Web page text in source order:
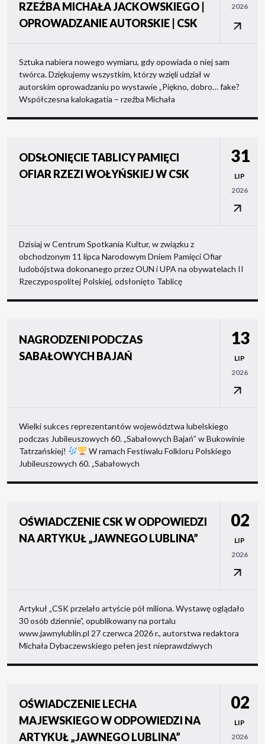
RZEŹBA MICHAŁA JACKOWSKIEGO |
OPROWADZANIE AUTORSKIE | CSK
2026
Sztuka nabiera nowego wymiaru, gdy opowiada o niej sam
twórca. Dziękujemy wszystkim, którzy wzięli udział w
autorskim oprowadzaniu po wystawie „Piękno, dobro… fake?
Współczesna kalokagatia – rzeźba Michała
ODSŁONIĘCIE TABLICY PAMIĘCI
OFIAR RZEZI WOŁYŃSKIEJ W CSK
31
LIP
2026
Dzisiaj w Centrum Spotkania Kultur, w związku z
obchodzonym 11 lipca Narodowym Dniem Pamięci Ofiar
ludobójstwa dokonanego przez OUN i UPA na obywatelach II
Rzeczypospolitej Polskiej, odsłonięto Tablicę
NAGRODZENI PODCZAS
SABAŁOWYCH BAJAŃ
13
LIP
2026
Wielki sukces reprezentantów województwa lubelskiego
podczas Jubileuszowych 60. „Sabałowych Bajań” w Bukowinie
Tatrzańskiej!
W ramach Festiwalu Folkloru Polskiego
Jubileuszowych 60. „Sabałowych
OŚWIADCZENIE CSK W ODPOWIEDZI
NA ARTYKUŁ „JAWNEGO LUBLINA”
02
LIP
2026
Artykuł „CSK przelało artyście pół miliona. Wystawę oglądało
30 osób dziennie”, opublikowany na portalu
www.jawnylublin.pl 27 czerwca 2026 r., autorstwa redaktora
Michała Dybaczewskiego pełen jest nieprawdziwych
OŚWIADCZENIE LECHA
MAJEWSKIEGO W ODPOWIEDZI NA
ARTYKUŁ „JAWNEGO LUBLINA”
02
LIP
2026